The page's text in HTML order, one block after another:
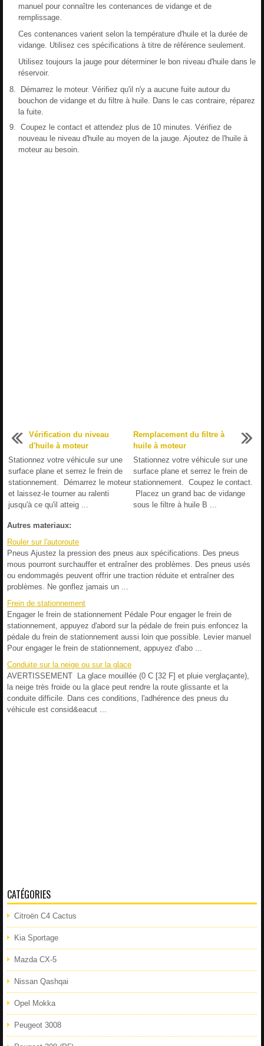
manuel pour connaître les contenances de vidange et de
remplissage.
Ces contenances varient selon la température d'huile et la durée de
vidange. Utilisez ces spécifications à titre de référence seulement.
Utilisez toujours la jauge pour déterminer le bon niveau d'huile dans le
réservoir.
Démarrez le moteur. Vérifiez qu'il n'y a aucune fuite autour du
bouchon de vidange et du filtre à huile. Dans le cas contraire, réparez
la fuite.
Coupez le contact et attendez plus de 10 minutes. Vérifiez de
nouveau le niveau d'huile au moyen de la jauge. Ajoutez de l'huile à
moteur au besoin.
Vérification du niveau
d'huile à moteur
Stationnez votre véhicule sur une
surface plane et serrez le frein de
stationnement. Démarrez le moteur
et laissez-le tourner au ralenti
jusqu'à ce qu'il atteig ...
Remplacement du filtre à
huile à moteur
Stationnez votre véhicule sur une
surface plane et serrez le frein de
stationnement. Coupez le contact.
Placez un grand bac de vidange
sous le filtre à huile B ...
Autres materiaux:
Rouler sur l'autoroute
Pneus Ajustez la pression des pneus aux spécifications. Des pneus
mous pourront surchauffer et entraîner des problèmes. Des pneus usés
ou endommagés peuvent offrir une traction réduite et entraîner des
problèmes. Ne gonflez jamais un ...
Frein de stationnement
Engager le frein de stationnement Pédale Pour engager le frein de
stationnement, appuyez d'abord sur la pédale de frein puis enfoncez la
pédale du frein de stationnement aussi loin que possible. Levier manuel
Pour engager le frein de stationnement, appuyez d'abo ...
Conduite sur la neige ou sur la glace
AVERTISSEMENT La glace mouillée (0 C [32 F] et pluie verglaçante),
la neige très froide ou la glace peut rendre la route glissante et la
conduite difficile. Dans ces conditions, l'adhérence des pneus du
véhicule est consid&eacut ...
CATÉGORIES
Citroën C4 Cactus
Kia Sportage
Mazda CX-5
Nissan Qashqai
Opel Mokka
Peugeot 3008